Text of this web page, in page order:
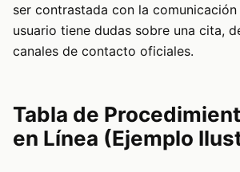
ser contrastada con la
usuario tiene dudas sobre una cita,
canales de contacto oficiales.
Tabla de
en Línea (Ejemplo